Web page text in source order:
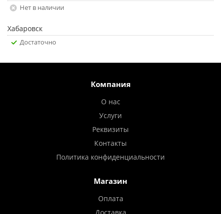
Нет в наличии
Хабаровск
Достаточно
Компания
О нас
Услуги
Реквизиты
Контакты
Политика конфиденциальности
Магазин
Оплата